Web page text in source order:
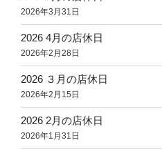
2026年3月31日
2026 4月の店休日
2026年2月28日
2026 ３月の店休日
2026年2月15日
2026 2月の店休日
2026年1月31日